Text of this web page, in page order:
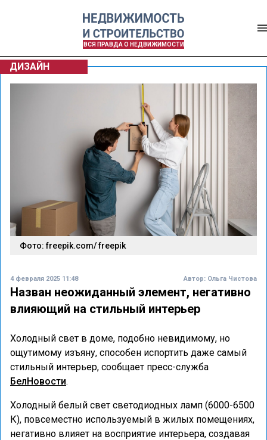
ВСЯ ПРАВДА О НЕДВИЖИМОСТИ
ДИЗАЙН
Фото: freepik.com/ freepik
4 февраля 2025 11:48 Автор: Ольга Чистова
Назван неожиданный элемент, негативно
влияющий на стильный интерьер
Холодный свет в доме, подобно невидимому, но
ощутимому изъяну, способен испортить даже самый
стильный интерьер, сообщает пресс-служба
БелНовости.
Холодный белый свет светодиодных ламп (6000-6500
К), повсеместно используемый в жилых помещениях,
негативно влияет на восприятие интерьера, создавая